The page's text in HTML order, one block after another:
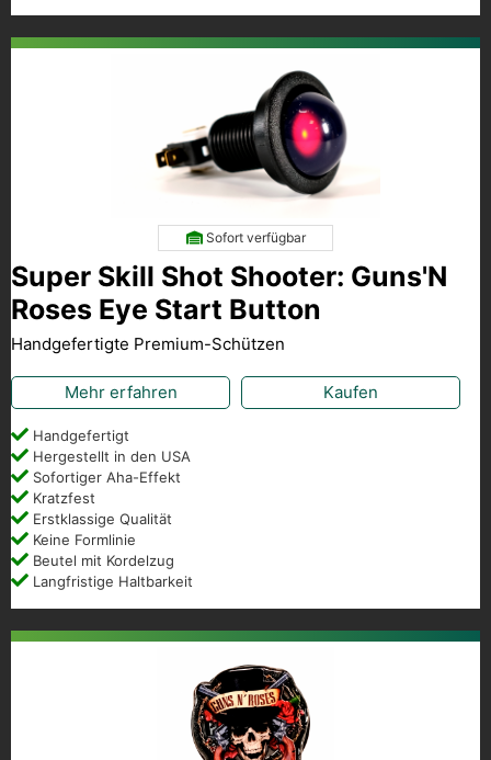
Sofort verfügbar
Super Skill Shot Shooter: Guns'N
Roses Eye Start Button
Handgefertigte Premium-Schützen
Mehr erfahren Kaufen
Handgefertigt
Hergestellt in den USA
Sofortiger Aha-Effekt
Kratzfest
Erstklassige Qualität
Keine Formlinie
Beutel mit Kordelzug
Langfristige Haltbarkeit